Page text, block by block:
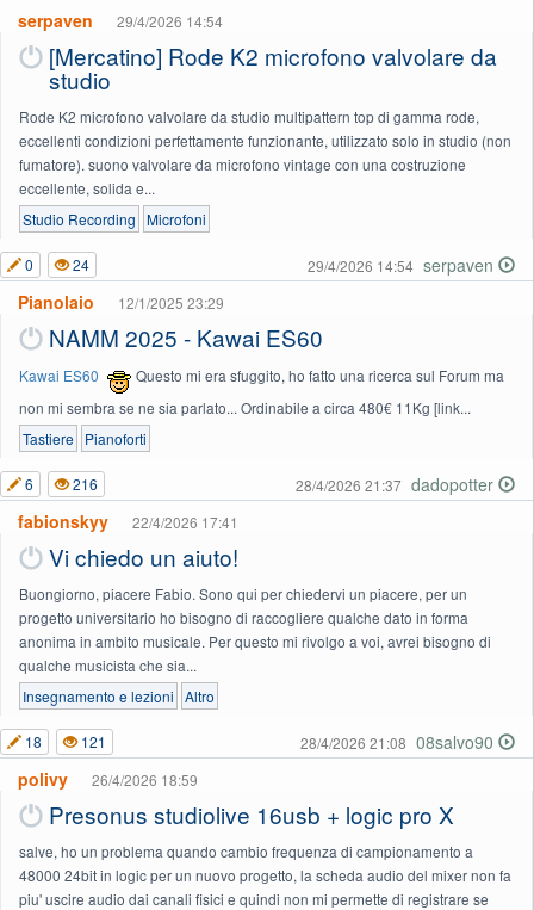
serpaven 29/4/2026 14:54
[Mercatino] Rode K2 microfono valvolare da
studio
Rode K2 microfono valvolare da studio multipattern top di gamma rode,
eccellenti condizioni perfettamente funzionante, utilizzato solo in studio (non
fumatore). suono valvolare da microfono vintage con una costruzione
eccellente, solida e...
Studio Recording Microfoni
serpaven
29/4/2026 14:54
0 24
Pianolaio 12/1/2025 23:29
NAMM 2025 - Kawai ES60
Kawai ES60
Questo mi era sfuggito, ho fatto una ricerca sul Forum ma
non mi sembra se ne sia parlato... Ordinabile a circa 480€ 11Kg [link...
Tastiere Pianoforti
dadopotter
28/4/2026 21:37
6 216
fabionskyy 22/4/2026 17:41
Vi chiedo un aiuto!
Buongiorno, piacere Fabio. Sono qui per chiedervi un piacere, per un
progetto universitario ho bisogno di raccogliere qualche dato in forma
anonima in ambito musicale. Per questo mi rivolgo a voi, avrei bisogno di
qualche musicista che sia...
Insegnamento e lezioni Altro
08salvo90
28/4/2026 21:08
18 121
polivy 26/4/2026 18:59
Presonus studiolive 16usb + logic pro X
salve, ho un problema quando cambio frequenza di campionamento a
48000 24bit in logic per un nuovo progetto, la scheda audio del mixer non fa
piu' uscire audio dai canali fisici e quindi non mi permette di registrare se